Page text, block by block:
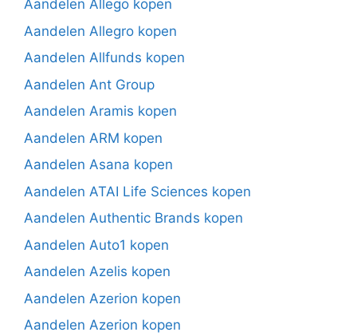
Aandelen Allego kopen
Aandelen Allegro kopen
Aandelen Allfunds kopen
Aandelen Ant Group
Aandelen Aramis kopen
Aandelen ARM kopen
Aandelen Asana kopen
Aandelen ATAI Life Sciences kopen
Aandelen Authentic Brands kopen
Aandelen Auto1 kopen
Aandelen Azelis kopen
Aandelen Azerion kopen
Aandelen Azerion kopen